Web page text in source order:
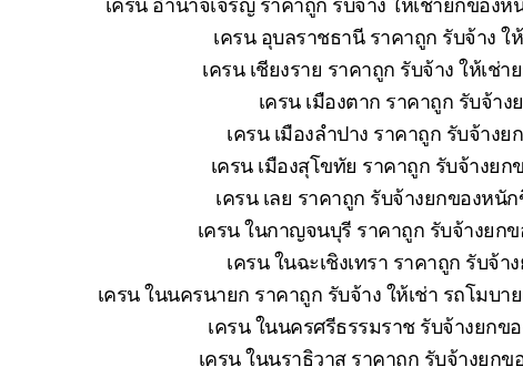
เครน อำนาจเจริญ ราคาถูก รับจ้าง ให้เช่ายกของห
เครน อุบลราชธานี ราคาถูก รับจ้าง ใ
เครน เชียงราย ราคาถูก รับจ้าง ให้เช่
เครน เมืองตาก ราคาถูก รับจ้า
เครน เมืองลำปาง ราคาถูก รับจ้างย
เครน เมืองสุโขทัย ราคาถูก รับจ้างยก
เครน เลย ราคาถูก รับจ้างยกของหนั
เครน ในกาญจนบุรี ราคาถูก รับจ้างยก
เครน ในฉะเชิงเทรา ราคาถูก รับจ้า
เครน ในนครนายก ราคาถูก รับจ้าง ให้เช่า รถโมบา
เครน ในนครศรีธรรมราช รับจ้างยกข
เครน ในนราธิวาส ราคาถูก รับจ้างยกข